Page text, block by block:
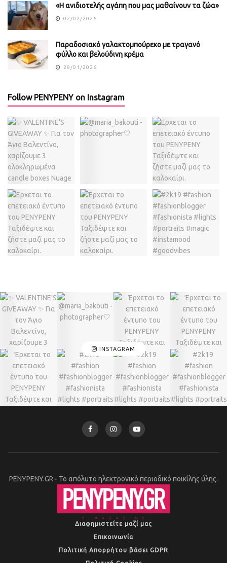
«Η ανιδιοτελής αγάπη που μας μαθαίνουν τα ζώα»
02/02/2026
Παραδοσιακό γαλακτομπούρεκο με τραγανό
φύλλο και βελούδινη κρέμα
29/01/2026
Follow PENYPENY on Instagram
INSTAGRAM
PENYPENY.GR - Το απόλυτο ηλεκτρονικό περιοδικό ποικίλης ύλης.
Διαφημιστείτε μαζί μας
Επικοινωνία
Πολιτική Απορρήτου βάσει GDPR